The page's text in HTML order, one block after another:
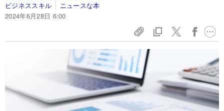
ビジネススキル
ニュースな本
2024年6月28日 6:00